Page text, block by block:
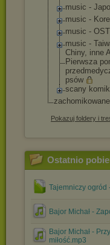
music -
music -
music -
music -
Chiny, inne
Pierwsza
psów
scany
zachomikowane
Pokazuj foldery i
Ostatnio
Tajemniczy ogród
Bajor Michał -
Bajor Michał -
miłość.mp3